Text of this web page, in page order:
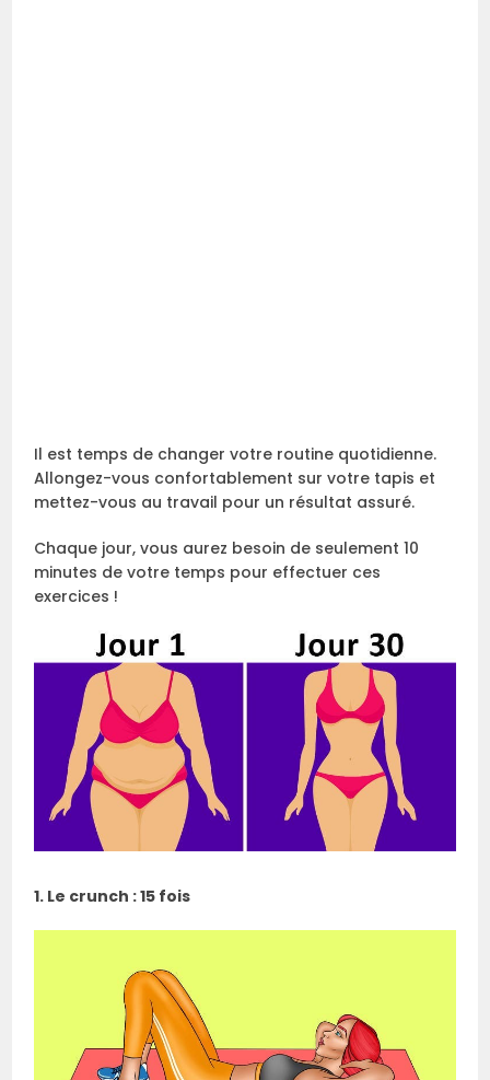
Il est temps de changer votre routine quotidienne.
Allongez-vous confortablement sur votre tapis et
mettez-vous au travail pour un résultat assuré.
Chaque jour, vous aurez besoin de seulement 10
minutes de votre temps pour effectuer ces
exercices !
1. Le crunch : 15 fois